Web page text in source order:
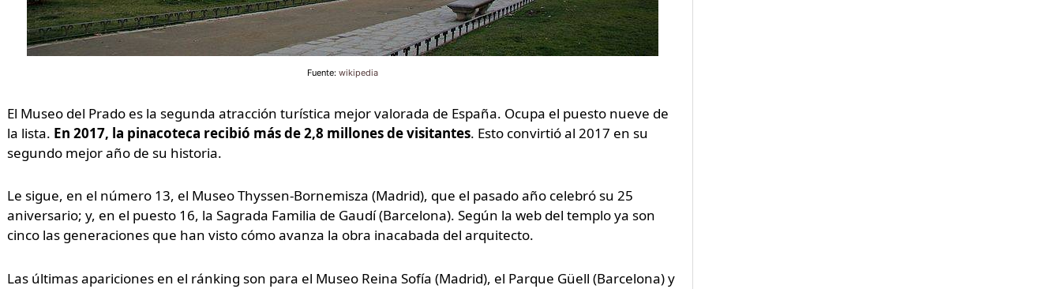
Fuente:wikipedia
El Museo del Prado es la segunda atracción turística mejor valorada de España. Ocupa el puesto nueve de
la lista. En 2017, la pinacoteca recibió más de 2,8 millones de visitantes. Esto convirtió al 2017 en su
segundo mejor año de su historia.
Le sigue, en el número 13, el Museo Thyssen-Bornemisza (Madrid), que el pasado año celebró su 25
aniversario; y, en el puesto 16, la Sagrada Familia de Gaudí (Barcelona). Según la web del templo ya son
cinco las generaciones que han visto cómo avanza la obra inacabada del arquitecto.
Las últimas apariciones en el ránking son para el Museo Reina Sofía (Madrid), el Parque Güell (Barcelona) y